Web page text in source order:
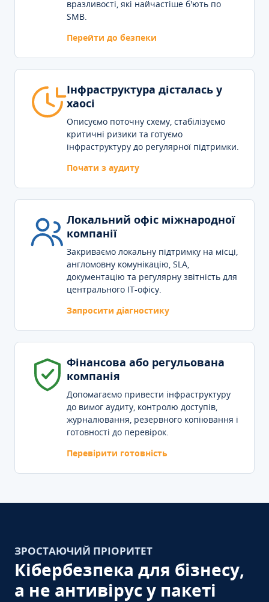
вразливості, які найчастіше б'ють по
SMB.
Перейти до безпеки
Інфраструктура дісталась у
хаосі
Описуємо поточну схему, стабілізуємо
критичні ризики та готуємо
інфраструктуру до регулярної підтримки.
Почати з аудиту
Локальний офіс міжнародної
компанії
Закриваємо локальну підтримку на місці,
англомовну комунікацію, SLA,
документацію та регулярну звітність для
центрального IT-офісу.
Запросити діагностику
Фінансова або регульована
компанія
Допомагаємо привести інфраструктуру
до вимог аудиту, контролю доступів,
журналювання, резервного копіювання і
готовності до перевірок.
Перевірити готовність
ЗРОСТАЮЧИЙ ПРІОРИТЕТ
Кібербезпека для бізнесу,
а не антивірус у пакеті